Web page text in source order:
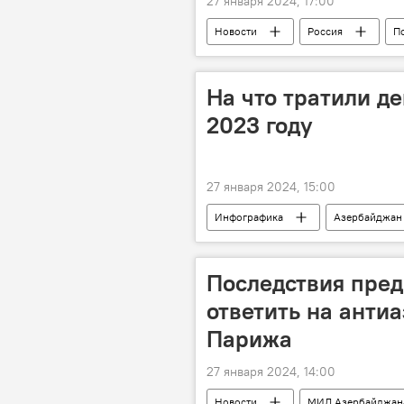
Новости Россия
Президентские выборы
На что тратили
2023 году
27 января 2024, 15:00
Инфографика Азербайджан
потребительская корзина
Последствия
ответить на
Парижа
27 января 2024, 14:00